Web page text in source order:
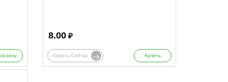
8.00₽
Купить Сейчас Купить